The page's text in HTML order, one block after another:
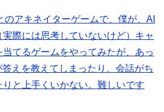
のアキネイターゲームで、僕が、AI
実際には思考していないけど）キャ
当てるゲームをやってみたが、あっ
答えを教えてしまったり、会話がち
りと上手くいかない。難しいです